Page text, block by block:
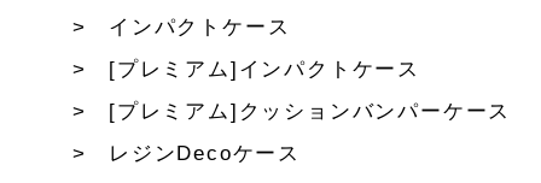
インパクトケース
[プレミアム]インパクトケース
[プレミアム]クッションバンパーケース
レジンDecoケース